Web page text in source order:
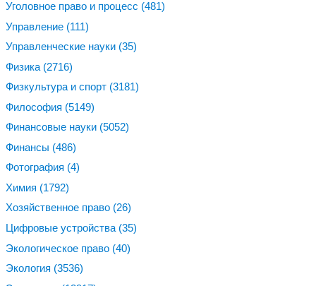
Уголовное право и процесс (481)
Управление (111)
Управленческие науки (35)
Физика (2716)
Физкультура и спорт (3181)
Философия (5149)
Финансовые науки (5052)
Финансы (486)
Фотография (4)
Химия (1792)
Хозяйственное право (26)
Цифровые устройства (35)
Экологическое право (40)
Экология (3536)